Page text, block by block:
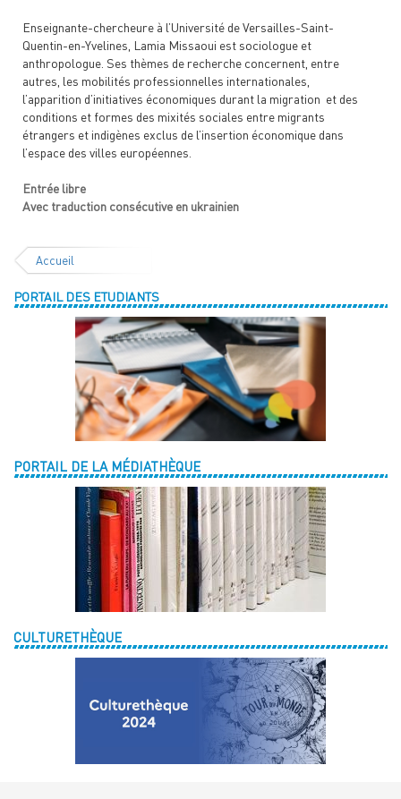
Enseignante-chercheure à l’Université de Versailles-Saint-
Quentin-en-Yvelines, Lamia Missaoui est sociologue et
anthropologue. Ses thèmes de recherche concernent, entre
autres, les mobilités professionnelles internationales,
l’apparition d’initiatives économiques durant la migration et des
conditions et formes des mixités sociales entre migrants
étrangers et indigènes exclus de l’insertion économique dans
l’espace des villes européennes.
Entrée libre
Avec traduction consécutive en ukrainien
Accueil
PORTAIL DES ETUDIANTS
PORTAIL DE LA MÉDIATHÈQUE
CULTURETHÈQUE